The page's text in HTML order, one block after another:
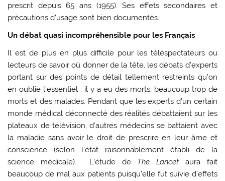
prescrit depuis 65 ans (1955). Ses effets secondaires et
précautions d’usage sont bien documentés.
Un débat quasi incompréhensible pour les Français
Il est de plus en plus difficile pour les téléspectateurs ou
lecteurs de savoir où donner de la tête, les débats d’experts
portant sur des points de détail tellement restreints qu’on
en oublie l’essentiel : il y a eu des morts, beaucoup trop de
morts et des malades. Pendant que les experts d’un certain
monde médical déconnecté des réalités débattaient sur les
plateaux de télévision, d’autres médecins se battaient avec
la maladie sans avoir le droit de prescrire en leur âme et
conscience (selon l’état raisonnablement établi de la
science médicale). L’étude de The Lancet aura fait
beaucoup de mal aux patients puisqu’elle fut suivie d’effets